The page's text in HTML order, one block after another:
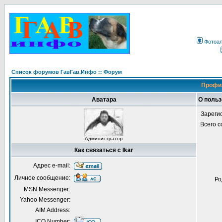
Список форумов ГавГав.Инфо :: Форум
Аватара О
Администратор
Всего
Как связаться с Ikar
Адрес e-mail:
Личное сообщение:
MSN Messenger:
Yahoo Messenger:
AIM Address: